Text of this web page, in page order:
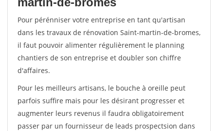
Pour pérénniser votre entreprise en tant qu'artisan
dans les travaux de rénovation Saint-martin-de-bromes,
il faut pouvoir alimenter régulièrement le planning
chantiers de son entreprise et doubler son chiffre
d'affaires.
Pour les meilleurs artisans, le bouche à oreille peut
parfois suffire mais pour les désirant progresser et
augmenter leurs revenus il faudra obligatoirement
passer par un fournisseur de leads prospectsion dans